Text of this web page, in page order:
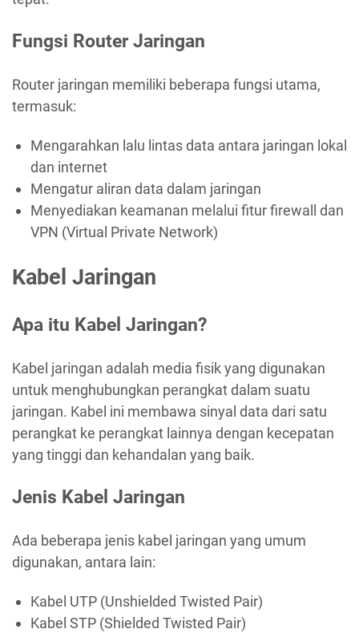
Fungsi Router Jaringan
Router jaringan memiliki beberapa fungsi utama,
termasuk:
Mengarahkan lalu lintas data antara jaringan lokal
dan internet
Mengatur aliran data dalam jaringan
Menyediakan keamanan melalui fitur firewall dan
VPN (Virtual Private Network)
Kabel Jaringan
Apa itu Kabel Jaringan?
Kabel jaringan adalah media fisik yang digunakan
untuk menghubungkan perangkat dalam suatu
jaringan. Kabel ini membawa sinyal data dari satu
perangkat ke perangkat lainnya dengan kecepatan
yang tinggi dan kehandalan yang baik.
Jenis Kabel Jaringan
Ada beberapa jenis kabel jaringan yang umum
digunakan, antara lain:
Kabel UTP (Unshielded Twisted Pair)
Kabel STP (Shielded Twisted Pair)